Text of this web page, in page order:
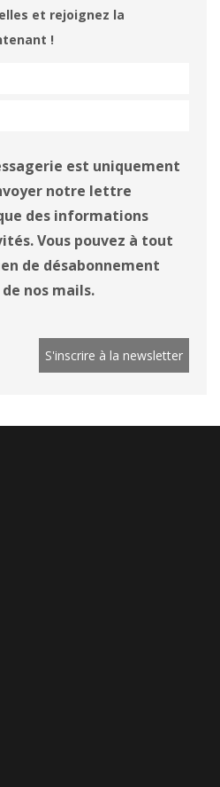
et rejoignez la
!
est uniquement
notre lettre
des informations
Vous pouvez à tout
de désabonnement
nos mails.